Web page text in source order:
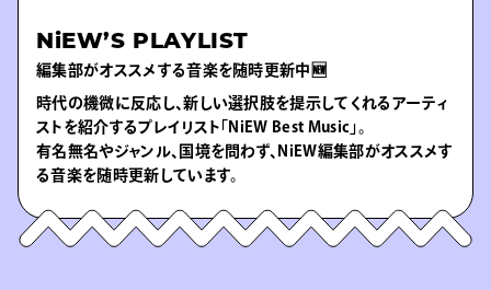
NiEW’S PLAYLIST
編集部がオススメする音楽を随時更新中🆕
時代の機微に反応し、新しい選択肢を提示してくれるアーティ
ストを紹介するプレイリスト「NiEW Best Music」。
有名無名やジャンル、国境を問わず、NiEW編集部がオススメす
る音楽を随時更新しています。